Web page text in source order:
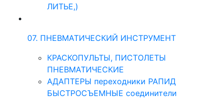
ЛИТЬЕ,)
07. ПНЕВМАТИЧЕСКИЙ ИНСТРУМЕНТ
КРАСКОПУЛЬТЫ, ПИСТОЛЕТЫ
ПНЕВМАТИЧЕСКИЕ
АДАПТЕРЫ переходники РАПИД
БЫСТРОСЪЕМНЫЕ соединители